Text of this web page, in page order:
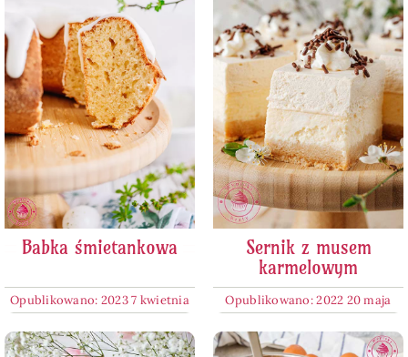
Babka śmietankowa
Opublikowano: 2023 7 kwietnia
Sernik z musem
karmelowym
Opublikowano: 2022 20 maja